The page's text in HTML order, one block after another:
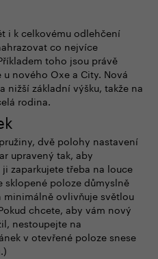
i k celkovému odlehčení
co nejvíce
toho jsou právě
nového Oxe a City. Nová
nižší základní výšku, takže na
rodina.
dvě polohy nastavení
upravený tak, aby
zaparkujete třeba na louce
sklopené poloze důmyslně
ovlivňuje světlou
chcete, aby vám nový
nestoupejte na
v otevřené poloze snese